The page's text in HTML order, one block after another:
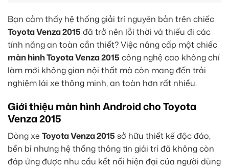
Bạn cảm thấy hệ thống giải trí nguyên bản trên chiếc
Toyota Venza 2015 đã trở nên lỗi thời và thiếu đi các
tính năng an toàn cần thiết? Việc nâng cấp một chiếc
màn hình Toyota Venza 2015 công nghệ cao không chỉ
làm mới không gian nội thất mà còn mang đến trải
nghiệm lái xe thông minh, an toàn hơn rất nhiều.
Giới thiệu màn hình Android cho Toyota
Venza 2015
Dòng xe Toyota Venza 2015 sở hữu thiết kế độc đáo,
bền bỉ nhưng hệ thống thông tin giải trí đã không còn
đáp ứng được nhu cầu kết nối hiện đại của người dùng